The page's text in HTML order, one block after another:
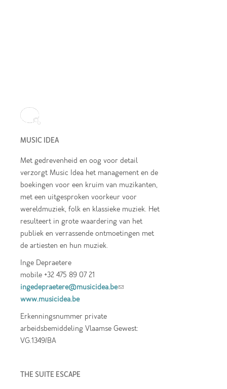
MUSIC IDEA
Met gedrevenheid en oog voor detail
verzorgt Music Idea het management en de
boekingen voor een kruim van muzikanten,
met een uitgesproken voorkeur voor
wereldmuziek, folk en klassieke muziek. Het
resulteert in grote waardering van het
publiek en verrassende ontmoetingen met
de artiesten en hun muziek.
Inge Depraetere
mobile +32 475 89 07 21
ingedepraetere@musicidea.be(link sends e-
www.musicidea.be
Erkenningsnummer private
arbeidsbemiddeling Vlaamse Gewest:
VG.1349/BA
THE SUITE ESCAPE